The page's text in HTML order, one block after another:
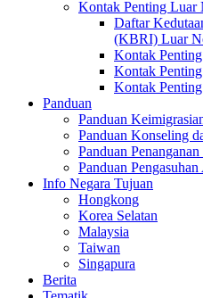
Kontak Penting Luar
Daftar
(KBRI) Luar
Kontak
Kontak
Kontak
Panduan
Panduan
Panduan Konseling
Panduan
Panduan
Info Negara Tujuan
Hongkong
Korea Selatan
Malaysia
Taiwan
Singapura
Berita